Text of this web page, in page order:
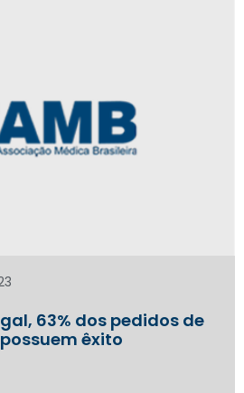
63% dos pedidos de
êxito